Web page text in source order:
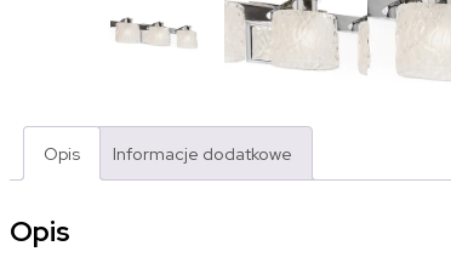
Opis Informacje dodatkowe
Opis